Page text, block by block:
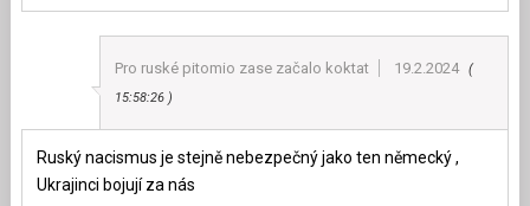
Pro ruské pitomio zase začalo koktat 19.2.2024
15:58:26
Ruský nacismus je stejně nebezpečný jako ten německý ,
Ukrajinci bojují za nás